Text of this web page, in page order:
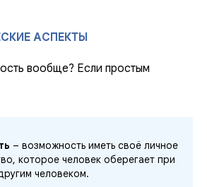
АСПЕКТЫ
вообще? Если простым
– возможность иметь своё личное
которое человек оберегает при
человеком.